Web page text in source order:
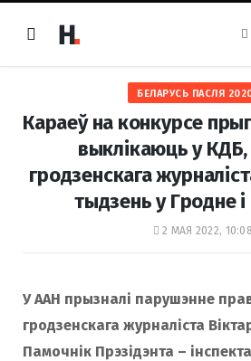
БЕЛАРУСЬ ПАСЛЯ
Караеў на конкурсе
выклікаюць у
гродзенскага
тыдзень у Гродне і
2 МАЯ 2022, 10:08
У ААН прызналі парушэнне
гродзенскага журналіста
Памочнік Прэзідэнта –